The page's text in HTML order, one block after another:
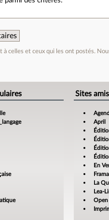
celles et ceux qui les ont postés.
Sites amis
April
En
La
Lea-
Open